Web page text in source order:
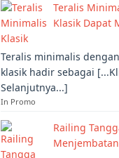
Teralis
Klasik Dapat
Teralis minimalis
klasik hadir sebagai
Selanjutnya...]
In Promo
Railing